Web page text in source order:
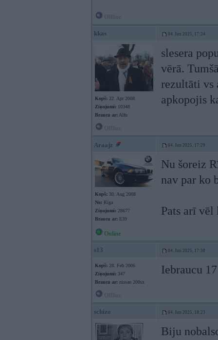
kkas 04. Jun 2025, 17:24
Kopš: 22. Apr 2008
Ziņojumi: 10348
Braucu ar: Alfu
slesera
vērā.
rezultāti vs
apkopojis
Araajz 04. Jun 2025, 17:29
Kopš: 30. Aug 2008
No: Rīga
Ziņojumi: 28677
Braucu ar: E39
Nu šoreiz
nav par ko
Pats arī vēl
Online
s13 04. Jun 2025, 17:38
Kopš: 28. Feb 2006
Ziņojumi: 347
Braucu ar: nissan 200sx
Iebraucu
schizo 04. Jun 2025, 18:23
Biju